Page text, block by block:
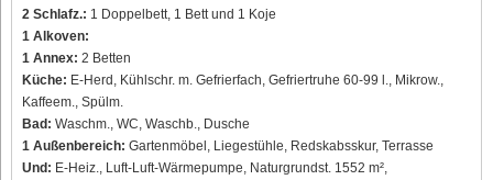
2 Schlafz.: 1 Doppelbett, 1 Bett und 1 Koje
1 Alkoven:
1 Annex: 2 Betten
Küche: E-Herd, Kühlschr. m. Gefrierfach, Gefriertruhe 60-99 l., Mikrow.,
Kaffeem., Spülm.
Bad: Waschm., WC, Waschb., Dusche
1 Außenbereich: Gartenmöbel, Liegestühle, Redskabsskur, Terrasse
Und: E-Heiz., Luft-Luft-Wärmepumpe, Naturgrundst. 1552 m²,